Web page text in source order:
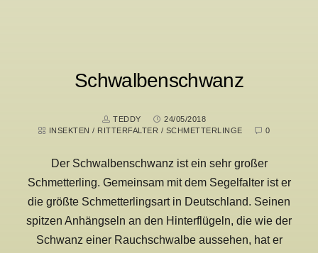
Schwalbenschwanz
TEDDY
24/05/2018
INSEKTEN / RITTERFALTER / SCHMETTERLINGE 0
Der Schwalbenschwanz ist ein sehr großer
Schmetterling. Gemeinsam mit dem Segelfalter ist er
die größte Schmetterlingsart in Deutschland. Seinen
spitzen Anhängseln an den Hinterflügeln, die wie der
Schwanz einer Rauchschwalbe aussehen, hat er